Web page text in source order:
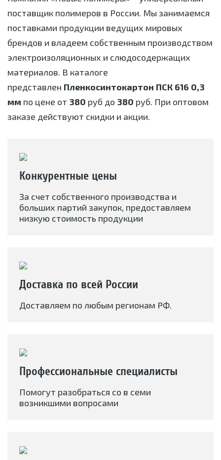
поставщик полимеров в России. Мы занимаемся
поставками продукции ведущих мировых
брендов и владеем собственным производством
электроизоляционных и слюдосодержащих
материалов. В каталоге
представлен Пленкосинтокартон ПСК 616 0,3
мм по цене от 380 руб до 380 руб. При оптовом
заказе действуют скидки и акции.
Конкурентные цены
За счет собственного производства и
больших партий закупок, предоставляем
низкую стоимость продукции
Доставка по всей России
Доставляем по любым регионам РФ.
Профессиональные специалисты
Помогут разобраться со в семи
возникшими вопросами